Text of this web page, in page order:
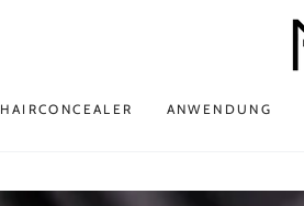
HAIRCONCEALER ANWENDUNG